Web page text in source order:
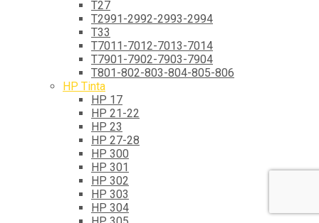
T27
T2991-2992-2993-2994
T33
T7011-7012-7013-7014
T7901-7902-7903-7904
T801-802-803-804-805-806
HP Tinta
HP 17
HP 21-22
HP 23
HP 27-28
HP 300
HP 301
HP 302
HP 303
HP 304